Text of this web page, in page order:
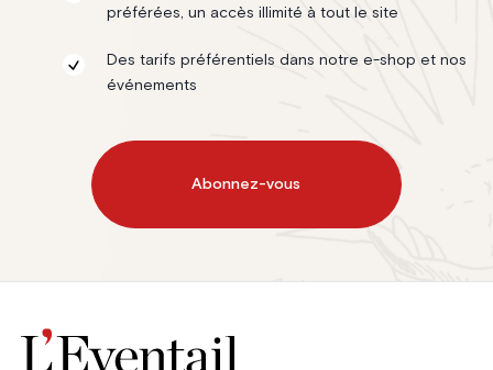
préférées, un accès illimité à tout le site
Des tarifs préférentiels dans notre e-shop et nos
événements
Abonnez-vous